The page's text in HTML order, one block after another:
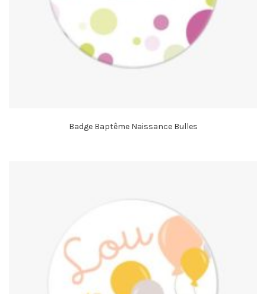
Badge Baptême Naissance Bulles